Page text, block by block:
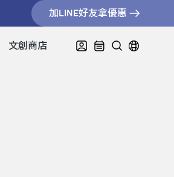
加LINE好友拿優惠
文創商店